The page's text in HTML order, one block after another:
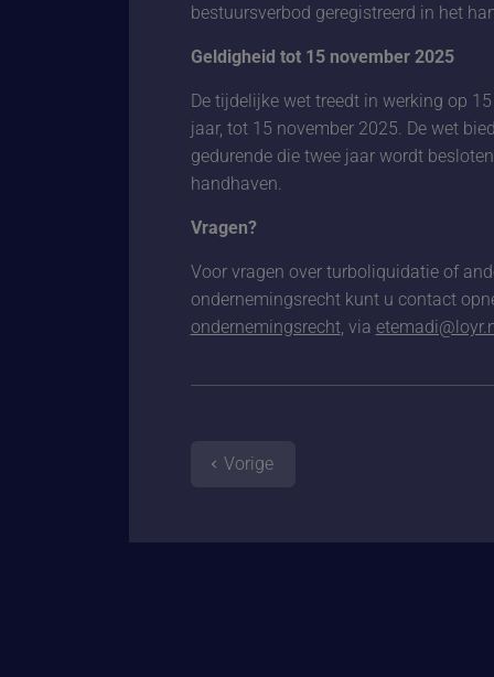
bestuursverbod geregistreerd in het
Geldigheid tot 15 november 2025
De tijdelijke wet treedt in werking op
jaar, tot 15 november 2025. De wet
gedurende die twee jaar wordt
handhaven.
Vragen?
Voor vragen over turboliquidatie of
ondernemingsrecht kunt u contact
ondernemingsrecht, via
Vorige